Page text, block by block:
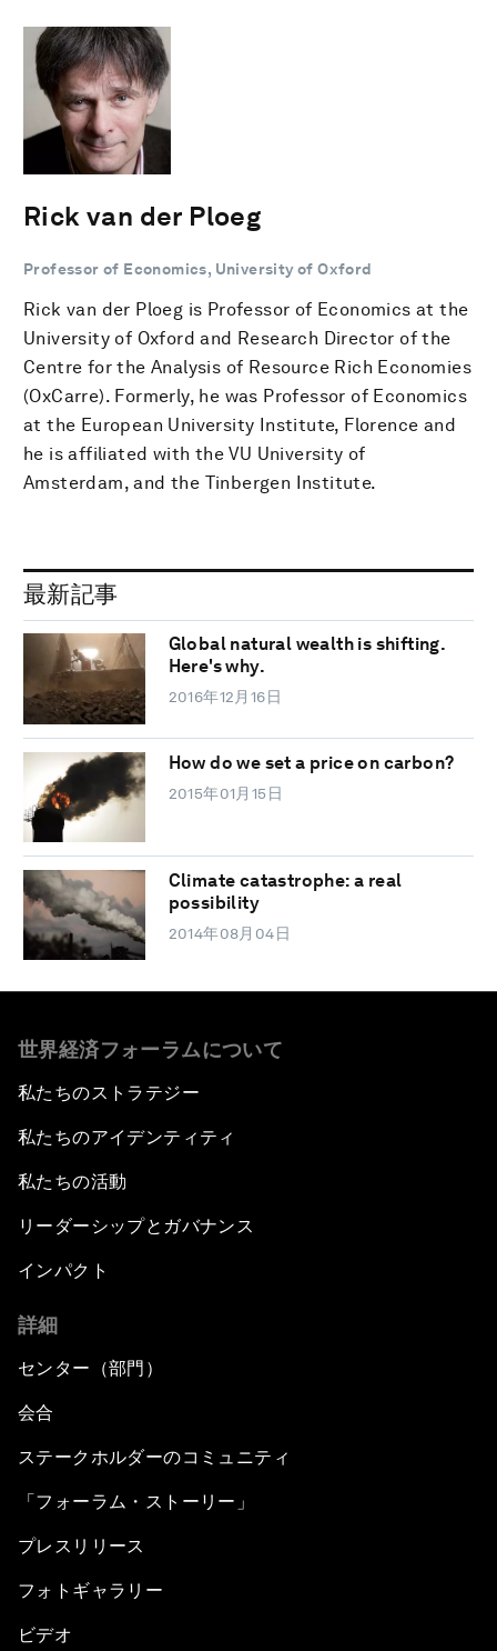
Rick van der Ploeg
Professor of Economics, University of Oxford
Rick van der Ploeg is Professor of Economics at the
University of Oxford and Research Director of the
Centre for the Analysis of Resource Rich Economies
(OxCarre). Formerly, he was Professor of Economics
at the European University Institute, Florence and
he is affiliated with the VU University of
Amsterdam, and the Tinbergen Institute.
最新記事
Global natural wealth is shifting.
Here's why.
2016年12月16日
How do we set a price on carbon?
2015年01月15日
Climate catastrophe: a real
possibility
2014年08月04日
世界経済フォーラムについて
私たちのストラテジー
私たちのアイデンティティ
私たちの活動
リーダーシップとガバナンス
インパクト
詳細
センター（部門）
会合
ステークホルダーのコミュニティ
「フォーラム・ストーリー」
プレスリリース
フォトギャラリー
ビデオ